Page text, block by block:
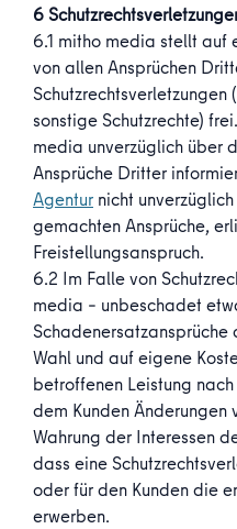
6
6.1 mitho media stellt auf
von allen Ansprüchen
Schutzrechtsverletzungen
sonstige Schutzrechte)
media unverzüglich über
Ansprüche Dritter
Agentur nicht
gemachten Ansprüche,
Freistellungsanspruch.
6.2 Im Falle von
media – unbeschadet
Schadenersatzansprüche
Wahl und auf eigene
betroffenen Leistung
dem Kunden Änderungen
Wahrung der Interessen
dass eine
oder für den Kunden die
erwerben.